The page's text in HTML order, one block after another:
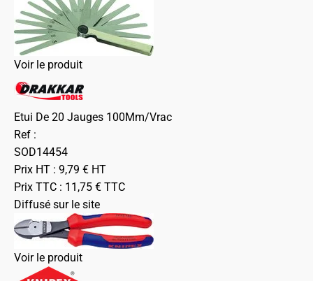
Voir le produit
Etui De 20 Jauges 100Mm/Vrac
Ref :
SOD14454
Prix HT : 9,79 € HT
Prix TTC : 11,75 € TTC
Diffusé sur le site
Voir le produit